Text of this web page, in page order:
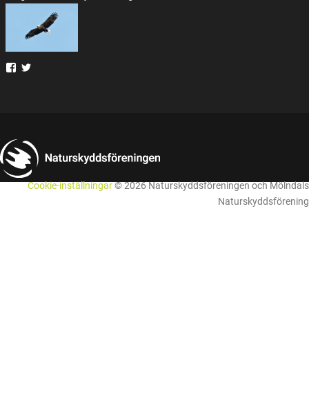
Cookie-inställningar© 2026 Naturskyddsföreningen och Mölndals
Naturskyddsförening